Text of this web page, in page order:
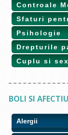
Controale
Sfaturi
Psihologie
Drepturile
Cuplu si sex
BOLI SI
Alergii